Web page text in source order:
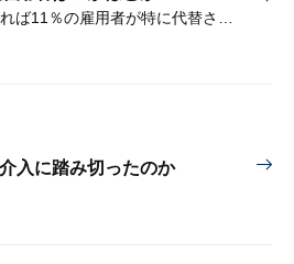
直近で4％、AI活用が広がれば11％の雇用者が特に代替されやすい
入に踏み切ったのか